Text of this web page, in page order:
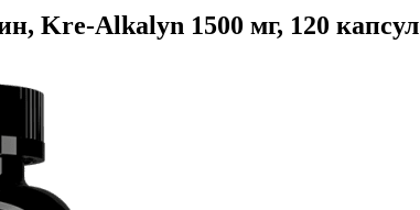
Kre-Alkalyn 1500 мг, 120 капсул